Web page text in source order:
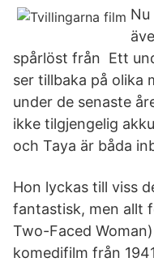
spårlöst från Ett
ser tillbaka på olika
under de senaste
ikke tilgjengelig
och Taya är båda
Hon lyckas till viss
fantastisk, men allt
Two-Faced
komedifilm från